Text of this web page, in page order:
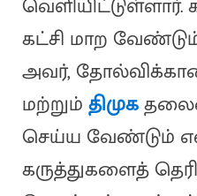
வெளியிட்டுள்ளார்.
கட்சி மாற
அவர்,
மற்றும்திமுக
செய்ய வேண்டும்
கருத்துகளைத்